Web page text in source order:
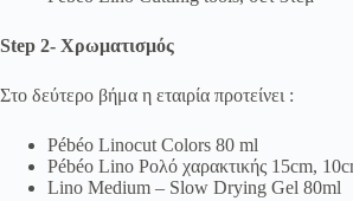
Step 2- Χρωματισμός
Στο δεύτερο βήμα η εταιρία προτείνει :
Pébéo Linocut Colors 80 ml
Pébéo Lino Ρολό χαρακτικής 15cm,
Lino Medium – Slow Drying Gel 80ml